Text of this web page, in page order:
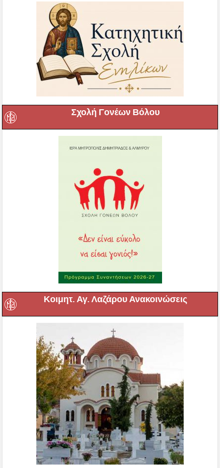
Σχολή Γονέων Βόλου
Κοιμητ. Αγ. Λαζάρου Ανακοινώσεις